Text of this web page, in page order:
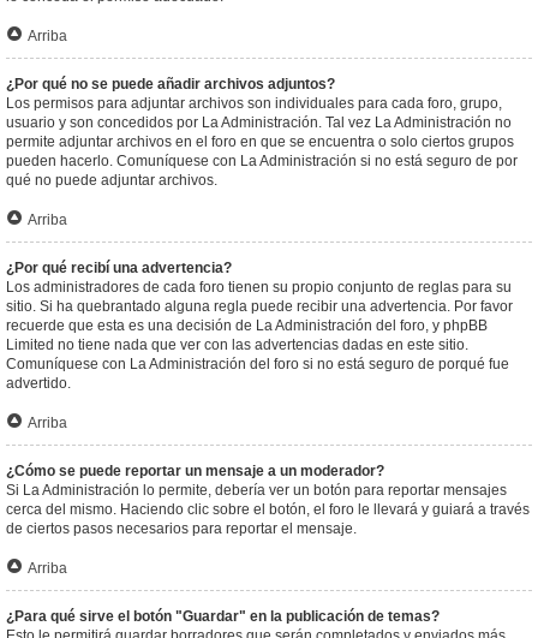
Arriba
¿Por qué no se puede añadir archivos adjuntos?
Los permisos para adjuntar archivos son individuales para cada foro, grupo,
usuario y son concedidos por La Administración. Tal vez La Administración no
permite adjuntar archivos en el foro en que se encuentra o solo ciertos grupos
pueden hacerlo. Comuníquese con La Administración si no está seguro de por
qué no puede adjuntar archivos.
Arriba
¿Por qué recibí una advertencia?
Los administradores de cada foro tienen su propio conjunto de reglas para su
sitio. Si ha quebrantado alguna regla puede recibir una advertencia. Por favor
recuerde que esta es una decisión de La Administración del foro, y phpBB
Limited no tiene nada que ver con las advertencias dadas en este sitio.
Comuníquese con La Administración del foro si no está seguro de porqué fue
advertido.
Arriba
¿Cómo se puede reportar un mensaje a un moderador?
Si La Administración lo permite, debería ver un botón para reportar mensajes
cerca del mismo. Haciendo clic sobre el botón, el foro le llevará y guiará a través
de ciertos pasos necesarios para reportar el mensaje.
Arriba
¿Para qué sirve el botón "Guardar" en la publicación de temas?